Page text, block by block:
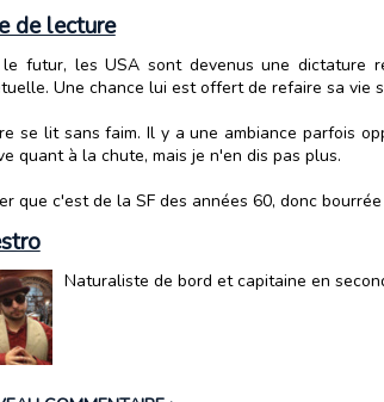
de lecture
le futur, les USA sont devenus une dictature
Une chance lui est offert de refaire sa vie
se lit sans faim. Il y a une ambiance parfois
quant à la chute, mais je n'en dis pas plus.
que c'est de la SF des années 60, donc
Naturaliste de bord et capitaine en